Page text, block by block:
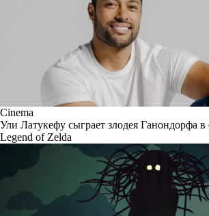
Cinema
Ули Латукефу сыграет злодея Ганондорфа
Legend of Zelda